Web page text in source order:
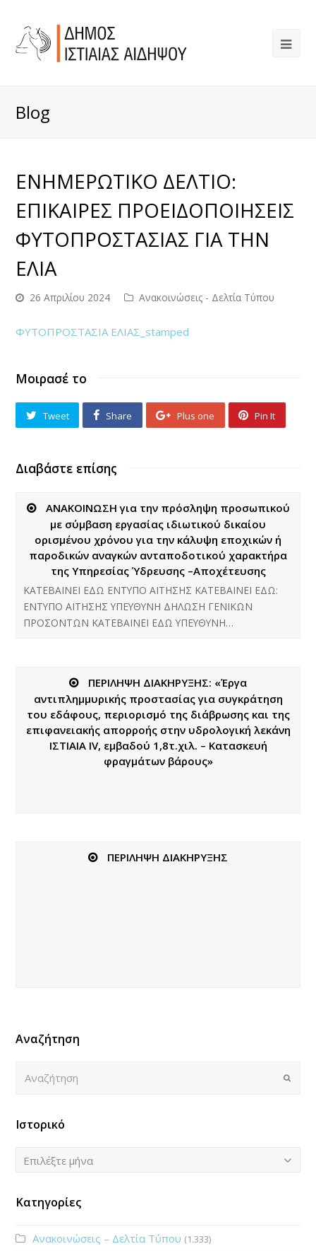
Blog
ΕΝΗΜΕΡΩΤΙΚΟ ΔΕΛΤΙΟ:
ΕΠΙΚΑΙΡΕΣ ΠΡΟΕΙΔΟΠΟΙΗΣΕΙΣ
ΦΥΤΟΠΡΟΣΤΑΣΙΑΣ ΓΙΑ ΤΗΝ
ΕΛΙΑ
26 Απριλίου 2024 Ανακοινώσεις - Δελτία Τύπου
ΦΥΤΟΠΡΟΣΤΑΣΙΑ ΕΛΙΑΣ_stamped
Μοιρασέ το
Tweet Share Plus one Pin It
Διαβάστε επίσης
ΑΝΑΚΟΙΝΩΣΗ για την πρόσληψη προσωπικού
με σύμβαση εργασίας ιδιωτικού δικαίου
ορισμένου χρόνου για την κάλυψη εποχικών ή
παροδικών αναγκών ανταποδοτικού χαρακτήρα
της Υπηρεσίας Ύδρευσης –Αποχέτευσης
ΚΑΤΕΒΑΙΝΕΙ ΕΔΩ ΕΝΤΥΠΟ ΑΙΤΗΣΗΣ ΚΑΤΕΒΑΙΝΕΙ ΕΔΩ:
ΕΝΤΥΠΟ ΑΙΤΗΣΗΣ ΥΠΕΥΘΥΝΗ ΔΗΛΩΣΗ ΓΕΝΙΚΩΝ
ΠΡΟΣΟΝΤΩΝ ΚΑΤΕΒΑΙΝΕΙ ΕΔΩ ΥΠΕΥΘΥΝΗ…
ΠΕΡΙΛΗΨΗ ΔΙΑΚΗΡΥΞΗΣ: «Έργα
αντιπλημμυρικής προστασίας για συγκράτηση
του εδάφους, περιορισμό της διάβρωσης και της
επιφανειακής απορροής στην υδρολογική λεκάνη
ΙΣΤΙΑΙΑ IV, εμβαδού 1,8τ.χιλ. – Κατασκευή
φραγμάτων βάρους»
ΠΕΡΙΛΗΨΗ ΔΙΑΚΗΡΥΞΗΣ
Αναζήτηση
Submit
Ιστορικό
Ιστορικό
Επιλέξτε μήνα
Κατηγορίες
Ανακοινώσεις – Δελτία Τύπου (1.333)